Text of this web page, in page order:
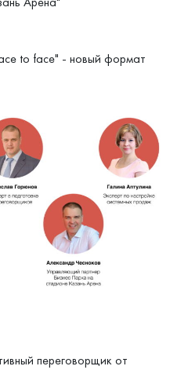
to face" - новый формат
переговорщик от